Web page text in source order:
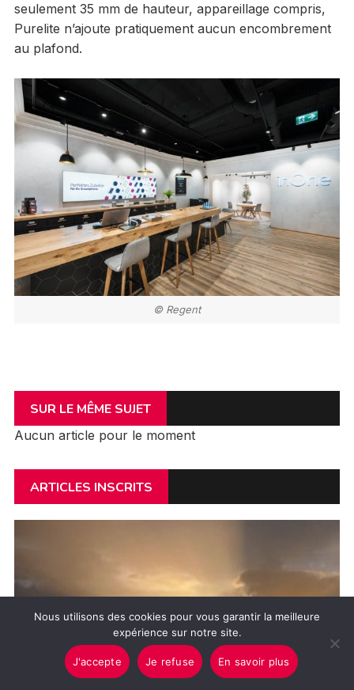
seulement 35 mm de hauteur, appareillage compris,
Purelite n’ajoute pratiquement aucun encombrement
au plafond.
© Regent
SUR LE MÊME SUJET
Aucun article pour le moment
ARTICLES INSCRITS
Nous utilisons des cookies pour vous garantir la meilleure
expérience sur notre site.
J'accepte Je refuse En savoir plus